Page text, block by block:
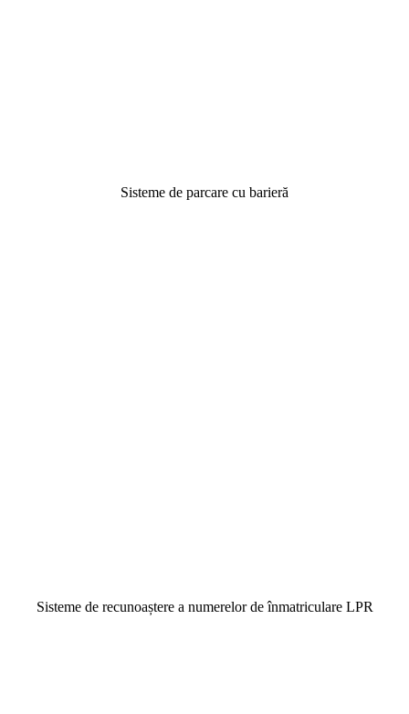
Sisteme de parcare cu barieră
Sisteme de recunoaștere a numerelor de înmatriculare LPR